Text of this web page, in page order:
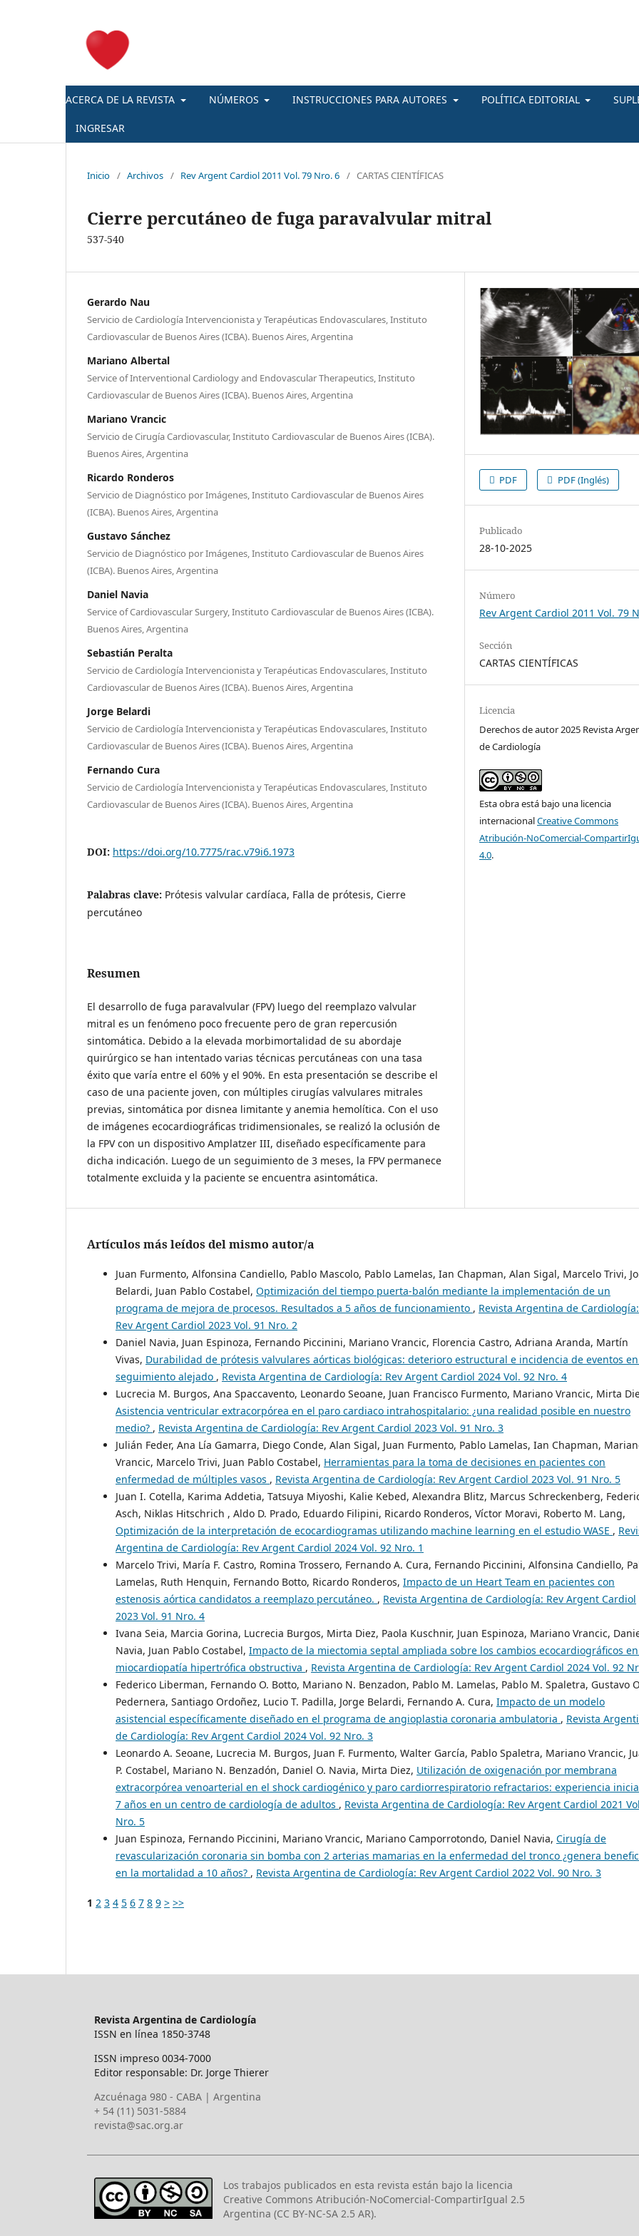
ACERCA DE LA REVISTA NÚMEROS INSTRUCCIONES PARA AUTORES POLÍTICA EDITORIAL
INGRESAR
Inicio / Archivos / Rev Argent Cardiol 2011 Vol. 79 Nro. 6 / CARTAS CIENTÍFICAS
Cierre percutáneo de fuga paravalvular mitral
537-540
Gerardo Nau
Servicio de Cardiología Intervencionista y Terapéuticas Endovasculares, Instituto
Cardiovascular de Buenos Aires (ICBA). Buenos Aires, Argentina
Mariano Albertal
Service of Interventional Cardiology and Endovascular Therapeutics, Instituto
Cardiovascular de Buenos Aires (ICBA). Buenos Aires, Argentina
Mariano Vrancic
Servicio de Cirugía Cardiovascular, Instituto Cardiovascular de Buenos Aires (ICBA).
Buenos Aires, Argentina
Ricardo Ronderos
Servicio de Diagnóstico por Imágenes, Instituto Cardiovascular de Buenos Aires
(ICBA). Buenos Aires, Argentina
Gustavo Sánchez
Servicio de Diagnóstico por Imágenes, Instituto Cardiovascular de Buenos Aires
(ICBA). Buenos Aires, Argentina
Daniel Navia
Service of Cardiovascular Surgery, Instituto Cardiovascular de Buenos Aires (ICBA).
Buenos Aires, Argentina
Sebastián Peralta
Servicio de Cardiología Intervencionista y Terapéuticas Endovasculares, Instituto
Cardiovascular de Buenos Aires (ICBA). Buenos Aires, Argentina
Jorge Belardi
Servicio de Cardiología Intervencionista y Terapéuticas Endovasculares, Instituto
Cardiovascular de Buenos Aires (ICBA). Buenos Aires, Argentina
Fernando Cura
Servicio de Cardiología Intervencionista y Terapéuticas Endovasculares, Instituto
Cardiovascular de Buenos Aires (ICBA). Buenos Aires, Argentina
DOI: https://doi.org/10.7775/rac.v79i6.1973
Palabras clave: Prótesis valvular cardíaca, Falla de prótesis, Cierre
percutáneo
Resumen
El desarrollo de fuga paravalvular (FPV) luego del reemplazo valvular
mitral es un fenómeno poco frecuente pero de gran repercusión
sintomática. Debido a la elevada morbimortalidad de su abordaje
quirúrgico se han intentado varias técnicas percutáneas con una tasa
éxito que varía entre el 60% y el 90%. En esta presentación se describe el
caso de una paciente joven, con múltiples cirugías valvulares mitrales
previas, sintomática por disnea limitante y anemia hemolítica. Con el uso
de imágenes ecocardiográficas tridimensionales, se realizó la oclusión de
la FPV con un dispositivo Amplatzer III, diseñado específicamente para
dicha indicación. Luego de un seguimiento de 3 meses, la FPV permanece
totalmente excluida y la paciente se encuentra asintomática.
PDF PDF (Inglés)
Publicado
28-10-2025
Número
Rev Argent Cardiol 2011 Vol. 79
Sección
CARTAS CIENTÍFICAS
Licencia
Derechos de autor 2025 Revista
de Cardiología
Esta obra está bajo una licencia
internacionalCreative Commons
Atribución-NoComercial-
4.0.
Artículos más leídos del mismo autor/a
Juan Furmento, Alfonsina Candiello, Pablo Mascolo, Pablo Lamelas, Ian Chapman, Alan Sigal, Marcelo Trivi,
Belardi, Juan Pablo Costabel, Optimización del tiempo puerta-balón mediante la implementación de un
programa de mejora de procesos. Resultados a 5 años de funcionamiento , Revista Argentina de Cardiología:
Rev Argent Cardiol 2023 Vol. 91 Nro. 2
Daniel Navia, Juan Espinoza, Fernando Piccinini, Mariano Vrancic, Florencia Castro, Adriana Aranda, Martín
Vivas, Durabilidad de prótesis valvulares aórticas biológicas: deterioro estructural e incidencia de eventos
seguimiento alejado , Revista Argentina de Cardiología: Rev Argent Cardiol 2024 Vol. 92 Nro. 4
Lucrecia M. Burgos, Ana Spaccavento, Leonardo Seoane, Juan Francisco Furmento, Mariano Vrancic, Mirta
Asistencia ventricular extracorpórea en el paro cardiaco intrahospitalario: ¿una realidad posible en nuestro
medio? , Revista Argentina de Cardiología: Rev Argent Cardiol 2023 Vol. 91 Nro. 3
Julián Feder, Ana Lía Gamarra, Diego Conde, Alan Sigal, Juan Furmento, Pablo Lamelas, Ian Chapman,
Vrancic, Marcelo Trivi, Juan Pablo Costabel, Herramientas para la toma de decisiones en pacientes con
enfermedad de múltiples vasos , Revista Argentina de Cardiología: Rev Argent Cardiol 2023 Vol. 91 Nro. 5
Juan I. Cotella, Karima Addetia, Tatsuya Miyoshi, Kalie Kebed, Alexandra Blitz, Marcus Schreckenberg,
Asch, Niklas Hitschrich , Aldo D. Prado, Eduardo Filipini, Ricardo Ronderos, Víctor Moravi, Roberto M. Lang,
Optimización de la interpretación de ecocardiogramas utilizando machine learning en el estudio WASE ,
Argentina de Cardiología: Rev Argent Cardiol 2024 Vol. 92 Nro. 1
Marcelo Trivi, María F. Castro, Romina Trossero, Fernando A. Cura, Fernando Piccinini, Alfonsina Candiello,
Lamelas, Ruth Henquin, Fernando Botto, Ricardo Ronderos, Impacto de un Heart Team en pacientes con
estenosis aórtica candidatos a reemplazo percutáneo. , Revista Argentina de Cardiología: Rev Argent Cardiol
2023 Vol. 91 Nro. 4
Ivana Seia, Marcia Gorina, Lucrecia Burgos, Mirta Diez, Paola Kuschnir, Juan Espinoza, Mariano Vrancic,
Navia, Juan Pablo Costabel, Impacto de la miectomia septal ampliada sobre los cambios ecocardiográficos
miocardiopatía hipertrófica obstructiva , Revista Argentina de Cardiología: Rev Argent Cardiol 2024 Vol. 92
Federico Liberman, Fernando O. Botto, Mariano N. Benzadon, Pablo M. Lamelas, Pablo M. Spaletra, Gustavo
Pedernera, Santiago Ordoñez, Lucio T. Padilla, Jorge Belardi, Fernando A. Cura, Impacto de un modelo
asistencial específicamente diseñado en el programa de angioplastia coronaria ambulatoria , Revista
de Cardiología: Rev Argent Cardiol 2024 Vol. 92 Nro. 3
Leonardo A. Seoane, Lucrecia M. Burgos, Juan F. Furmento, Walter García, Pablo Spaletra, Mariano Vrancic,
P. Costabel, Mariano N. Benzadón, Daniel O. Navia, Mirta Diez, Utilización de oxigenación por membrana
extracorpórea venoarterial en el shock cardiogénico y paro cardiorrespiratorio refractarios: experiencia
7 años en un centro de cardiología de adultos , Revista Argentina de Cardiología: Rev Argent Cardiol 2021
Nro. 5
Juan Espinoza, Fernando Piccinini, Mariano Vrancic, Mariano Camporrotondo, Daniel Navia, Cirugía de
revascularización coronaria sin bomba con 2 arterias mamarias en la enfermedad del tronco ¿genera
en la mortalidad a 10 años? , Revista Argentina de Cardiología: Rev Argent Cardiol 2022 Vol. 90 Nro. 3
1 2 3 4 5 6 7 8 9 > >>
Revista Argentina de Cardiología
ISSN en línea 1850-3748
ISSN impreso 0034-7000
Editor responsable: Dr. Jorge Thierer
Azcuénaga 980 - CABA | Argentina
+ 54 (11) 5031-5884
revista@sac.org.ar
Los trabajos publicados en esta revista están bajo la licencia
Creative Commons Atribución-NoComercial-CompartirIgual 2.5
Argentina (CC BY-NC-SA 2.5 AR).